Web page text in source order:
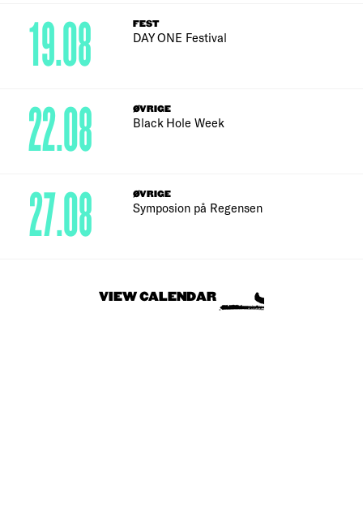
FEST
DAY ONE Festival
19.08
ØVRIGE
Black Hole Week
22.08
ØVRIGE
Symposion på Regensen
27.08
VIEW CALENDAR